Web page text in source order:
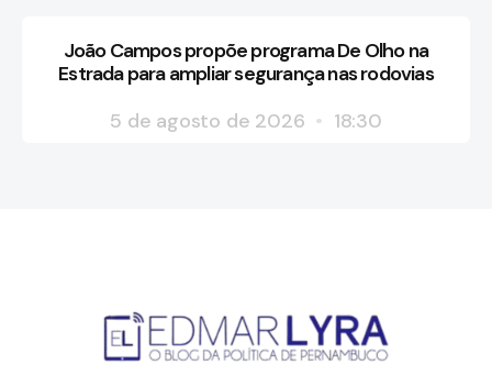
João Campos propõe programa De Olho na
Estrada para ampliar segurança nas rodovias
5 de agosto de 2026
18:30